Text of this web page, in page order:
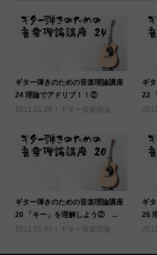
ギター弾きのための音楽理論講座
24 理論でアドリブ！！②
2011.01.28
ギター音楽理論
ギ
22
ギター弾きのための音楽理論講座
20 「キー」を理解しよう② ...
2011.01.03
ギター音楽理論
ギ
26